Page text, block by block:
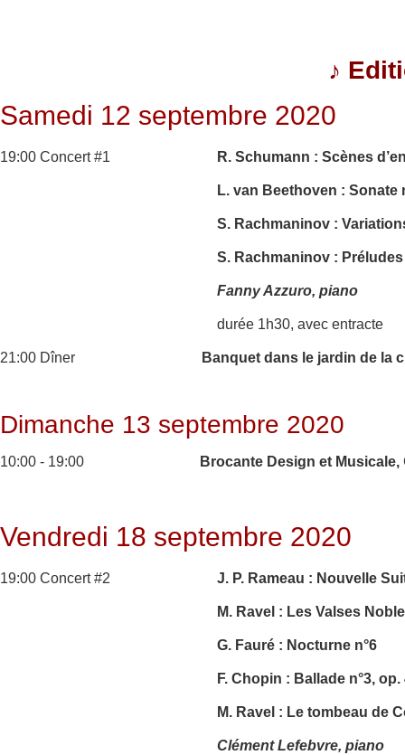
♪
Samedi 12 septembre 2020
19:00 Concert #1 R. Schumann : Scènes
L. van Beethoven : Sonate
S. Rachmaninov :
S. Rachmaninov :
Fanny Azzuro, piano
durée 1h30, avec entracte
21:00 Dîner Banquet dans le jardin de la
Dimanche 13 septembre 2020
10:00 - 19:00 Brocante Design et Musicale,
Vendredi 18 septembre 2020
19:00 Concert #2 J. P. Rameau : Nouvelle
M. Ravel : Les Valses
G. Fauré : Nocturne n°6
F. Chopin : Ballade n°3, op.
M. Ravel : Le tombeau de
Clément Lefebvre, piano